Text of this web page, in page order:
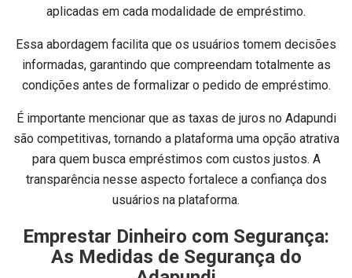
aplicadas em cada modalidade de empréstimo.
Essa abordagem facilita que os usuários tomem decisões
informadas, garantindo que compreendam totalmente as
condições antes de formalizar o pedido de empréstimo.
É importante mencionar que as taxas de juros no Adapundi
são competitivas, tornando a plataforma uma opção atrativa
para quem busca empréstimos com custos justos. A
transparência nesse aspecto fortalece a confiança dos
usuários na plataforma.
Emprestar Dinheiro com Segurança:
As Medidas de Segurança do